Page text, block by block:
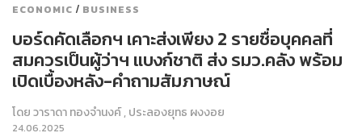
ECONOMIC / BUSINESS
บอร์ดคัดเลือกฯ เคาะส่งเพียง 2 รายชื่อบุคคลที่
สมควรเป็นผู้ว่าฯ แบงก์ชาติ ส่ง รมว.คลัง พร้อม
เปิดเบื้องหลัง-คำถามสัมภาษณ์
โดยวาราดา ทองจำนงค์, ประลองยุทธ ผงงอย
24.06.2025